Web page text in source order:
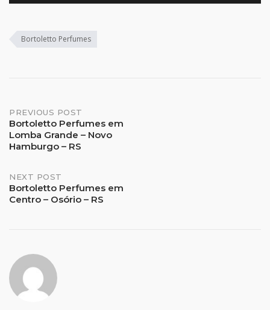
Bortoletto Perfumes
Post
navigation
PREVIOUS POST
Bortoletto Perfumes em
Lomba Grande – Novo
Hamburgo – RS
NEXT POST
Bortoletto Perfumes em
Centro – Osório – RS